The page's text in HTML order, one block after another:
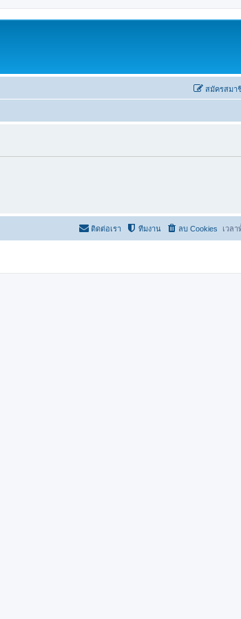
สมัครสมา
เวล
ลบ Cookies
ทีมงาน
ติดต่อเรา